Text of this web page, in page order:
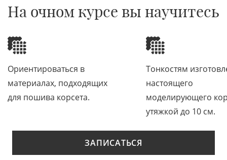
На очном курсе вы научитесь
Ориентироваться в
материалах, подходящих
для пошива корсета.
Тонкостям
настоящего
моделирующего
утяжкой до 10 см.
ЗАПИСАТЬСЯ